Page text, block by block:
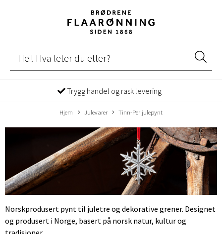
Trygg handel og rask levering
Hjem Julevarer Tinn-Per julepynt
Norskprodusert pynt til juletre og dekorative grener. Designet
og produsert i Norge, basert på norsk natur, kultur og